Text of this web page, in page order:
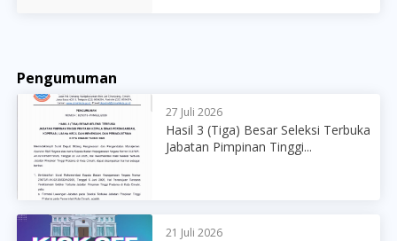
Pengumuman
27 Juli 2026
Hasil 3 (Tiga) Besar Seleksi Terbuka
Jabatan Pimpinan Tinggi...
21 Juli 2026